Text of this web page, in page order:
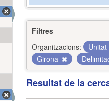
Filtres
Organitzacions:
Unitat
Girona
Resultat de la